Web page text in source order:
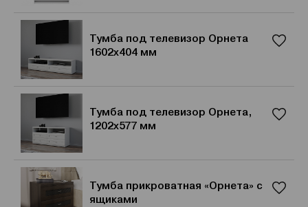
Тумба под телевизор Орнета
1602x404 мм
Тумба под телевизор Орнета,
1202x577 мм
Тумба прикроватная «Орнета» с
ящиками